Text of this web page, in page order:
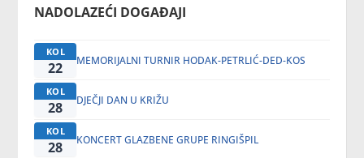
NADOLAZEĆI DOGAĐAJI
KOL
22 MEMORIJALNI TURNIR HODAK-PETRLIĆ-DED-KOS
KOL
28 DJEČJI DAN U KRIŽU
KOL
28 KONCERT GLAZBENE GRUPE RINGIŠPIL